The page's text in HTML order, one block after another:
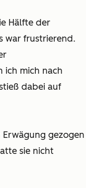
Hälfte der
war frustrierend.
ich mich nach
dabei auf
gezogen
sie nicht